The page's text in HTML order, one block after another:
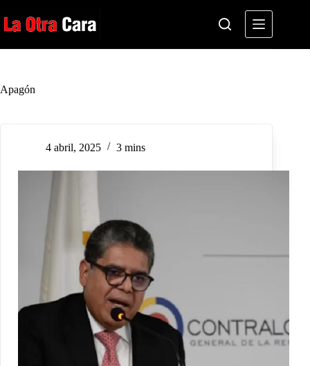
al
contenido
Apagón
4 abril, 2025 3 mins